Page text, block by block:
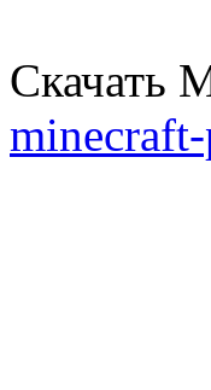
Скачать